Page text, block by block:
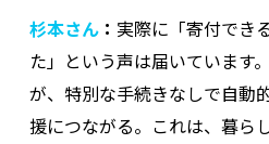
杉本さん： 実際に「寄付でき
た」という声は届いています
が、特別な手続きなしで自動
援につながる。これは、暮ら